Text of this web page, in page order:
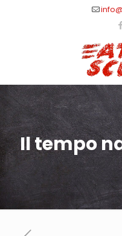
Il tempo